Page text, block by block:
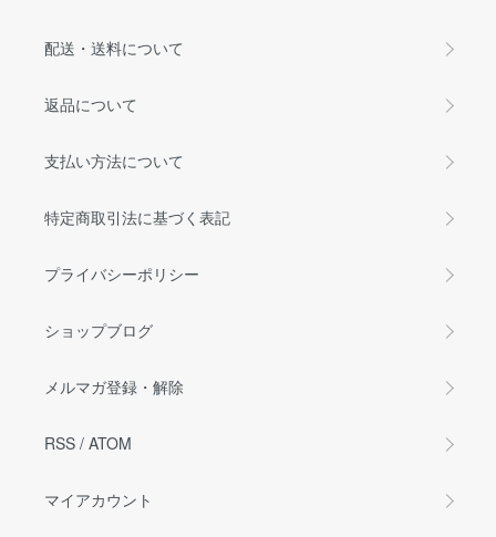
配送・送料について
返品について
支払い方法について
特定商取引法に基づく表記
プライバシーポリシー
ショップブログ
メルマガ登録・解除
RSS / ATOM
マイアカウント